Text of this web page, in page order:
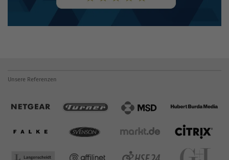
Unsere Referenzen